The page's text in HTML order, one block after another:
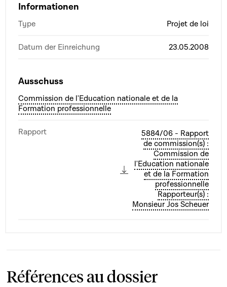
Informationen
Type Projet de loi
Datum der Einreichung 23.05.2008
Ausschuss
Commission de l'Education nationale et de la
Formation professionnelle
Rapport
5884/06 - Rapport
de commission(s) :
Commission de
l'Education nationale
et de la Formation
professionnelle
Rapporteur(s) :
Monsieur Jos Scheuer
Références au dossier